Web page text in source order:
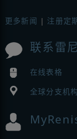
更多新闻 | 注册定
联系雷
在线表格
全球分支机